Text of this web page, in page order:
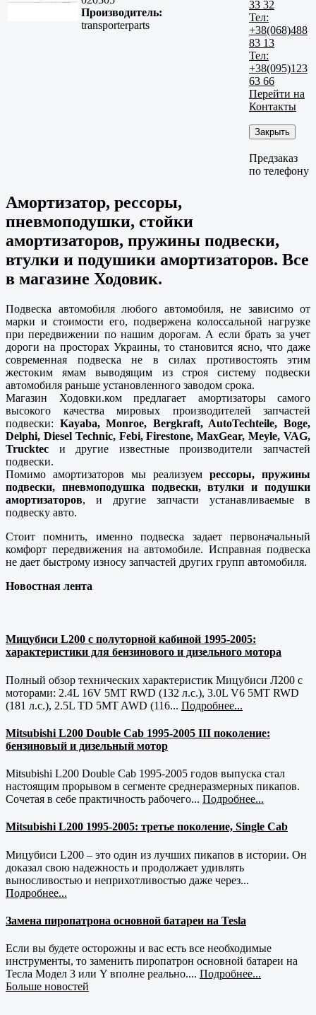
Производитель:
transporterparts
33 32
Тел:
+38(068)488
83 13
Тел:
+38(095)123
63 66
Перейти на
Контакты
Закрыть
Предзаказ
по телефону
Амортизатор, рессоры,
пневмоподушки, стойки
амортизаторов, пружины подвески,
втулки и подушики амортизаторов. Все
в магазине Ходовик.
Подвеска автомобиля любого автомобиля, не зависимо от
марки и стоимости его, подвержена колоссальной нагрузке
при передвижении по нашим дорогам. А если брать за учет
дороги на просторах Украины, то становится ясно, что даже
современная подвеска не в силах противостоять этим
жестоким ямам выводящим из строя систему подвески
автомобиля раньше установленного заводом срока.
Магазин Ходовки.ком предлагает амортизаторы самого
высокого качества мировых производителей запчастей
подвески: Kayaba, Monroe, Bergkraft, AutoTechteile, Boge,
Delphi, Diesel Technic, Febi, Firestone, MaxGear, Meyle, VAG,
Trucktec и другие известные производители запчастей
подвески.
Помимо амортизаторов мы реализуем рессоры, пружины
подвески, пневмоподушка подвески, втулки и подушки
амортизаторов, и другие запчасти устанавливаемые в
подвеску авто.
Стоит помнить, именно подвеска задает первоначальный
комфорт передвижения на автомобиле. Исправная подвеска
не дает быстрому износу запчастей других групп автомобиля.
Новостная лента
Мицубиси L200 с полуторной кабиной 1995-2005:
характеристики для бензинового и дизельного мотора
Полный обзор технических характеристик Мицубиси Л200 с
моторами: 2.4L 16V 5MT RWD (132 л.с.), 3.0L V6 5MT RWD
(181 л.с.), 2.5L TD 5MT AWD (116... Подробнее...
Mitsubishi L200 Double Cab 1995-2005 III поколение:
бензиновый и дизельный мотор
Mitsubishi L200 Double Cab 1995-2005 годов выпуска стал
настоящим прорывом в сегменте среднеразмерных пикапов.
Сочетая в себе практичность рабочего... Подробнее...
Mitsubishi L200 1995-2005: третье поколение, Single Cab
Мицубиси L200 – это один из лучших пикапов в истории. Он
доказал свою надежность и продолжает удивлять
выносливостью и неприхотливостью даже через...
Подробнее...
Замена пиропатрона основной батареи на Tesla
Если вы будете осторожны и вас есть все необходимые
инструменты, то заменить пиропатрон основной батареи на
Тесла Модел 3 или Y вполне реально.... Подробнее...
Больше новостей